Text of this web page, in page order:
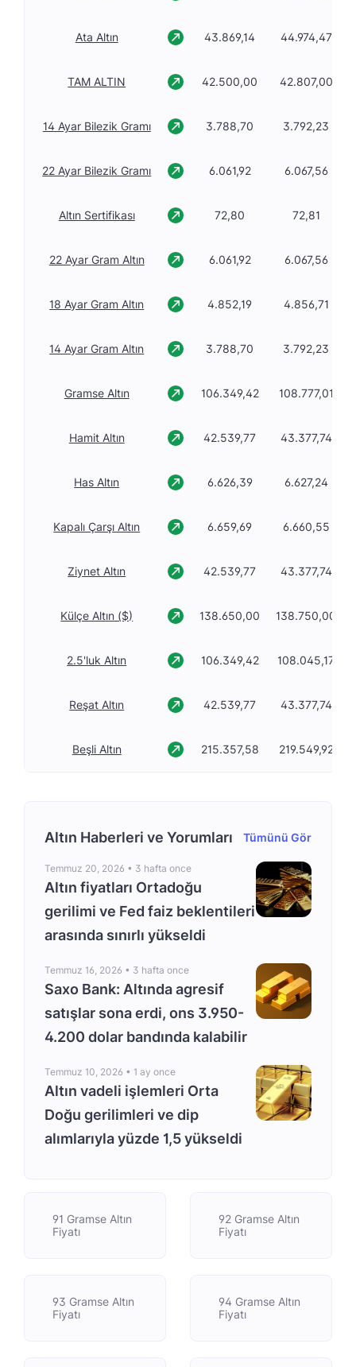
Ata Altın 43.869,14 44.974,47
TAM ALTIN 42.500,00 42.807,00
14 Ayar Bilezik Gramı 3.788,70 3.792,23
22 Ayar Bilezik Gramı 6.061,92 6.067,56
Altın Sertifikası 72,80 72,81
22 Ayar Gram Altın 6.061,92 6.067,56
18 Ayar Gram Altın 4.852,19 4.856,71
14 Ayar Gram Altın 3.788,70 3.792,23
Gramse Altın 106.349,42 108.777,01
Hamit Altın 42.539,77 43.377,74
Has Altın 6.626,39 6.627,24
Kapalı Çarşı Altın 6.659,69 6.660,55
Ziynet Altın 42.539,77 43.377,74
Külçe Altın ($) 138.650,00 138.750,00
2.5'luk Altın 106.349,42 108.045,17
Reşat Altın 42.539,77 43.377,74
Beşli Altın 215.357,58 219.549,92
Altın Haberleri ve Yorumları Tümünü Gör
Temmuz 20, 2026 • 3 hafta once
Altın fiyatları Ortadoğu
gerilimi ve Fed faiz beklentileri
arasında sınırlı yükseldi
Temmuz 16, 2026 • 3 hafta once
Saxo Bank: Altında agresif
satışlar sona erdi, ons 3.950-
4.200 dolar bandında kalabilir
Temmuz 10, 2026 • 1 ay once
Altın vadeli işlemleri Orta
Doğu gerilimleri ve dip
alımlarıyla yüzde 1,5 yükseldi
91 Gramse Altın
Fiyatı
92 Gramse Altın
Fiyatı
93 Gramse Altın
Fiyatı
94 Gramse Altın
Fiyatı